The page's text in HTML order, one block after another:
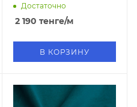
Достаточно
2 190 тенге/м
В КОРЗИНУ